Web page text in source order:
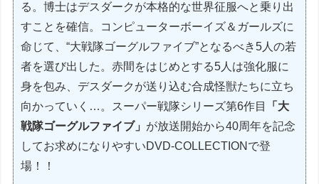
る。博士はデスダークが本格的な世界征服へと乗り出
すことを確信。コンピューターボーイズ＆ガールズに
命じて、“大戦隊ゴーグルファイブ”となるべき5人の若
者を選び出した。赤間をはじめとする5人は強化服に
身を包み、デスダークが送り込む合成怪獣たちに立ち
向かっていく…。スーパー戦隊シリーズ第6作目
「大
戦隊ゴーグルファイブ」 が放送開始から40周年を記念
してお求めになりやすいDVD-COLLECTIONで登
場！！